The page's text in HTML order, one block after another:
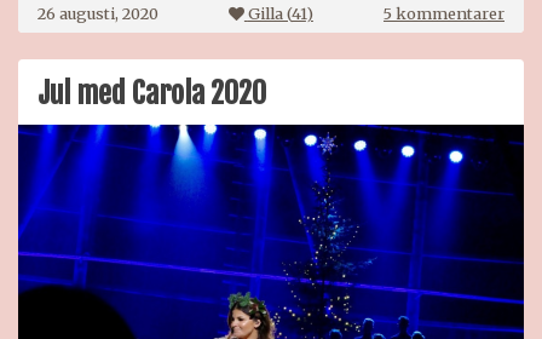
26 augusti, 2020 Gilla (41) 5 kommentarertill
The
Body
2020
Jul med Carola 2020